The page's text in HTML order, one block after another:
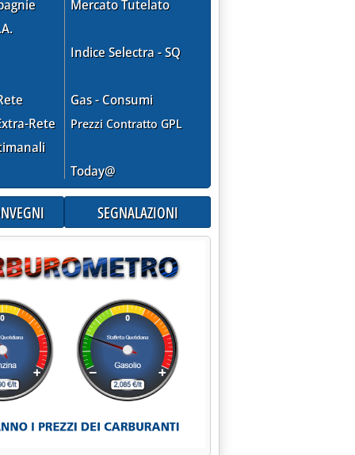
Rete
Mercato Tutelato
Indice Selectra - SQ
Gas - Consumi
Prezzi Contratto GPL
Today@
SEGNALAZIONI